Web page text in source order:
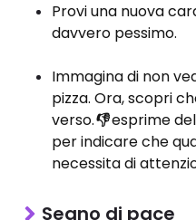
Provi una nuova
davvero pessimo.
Immagina di non
pizza. Ora, scopri
verso.👎esprime
per indicare che
necessita di
Segno di pace